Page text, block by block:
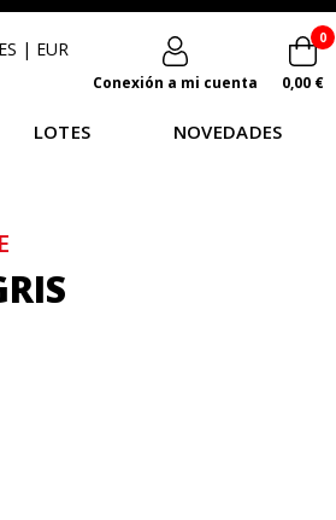
ES | EUR
Conexión a mi cuenta
0
0,00 €
LOTES NOVEDADES